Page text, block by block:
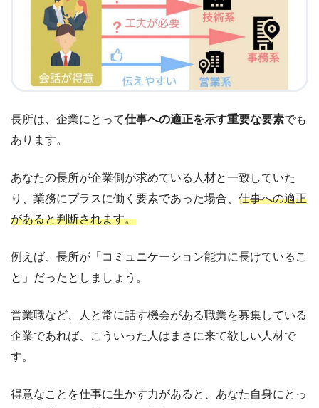
長所は、企業にとって仕事への適正を示す重要な要素でも
あります。
あなたの長所が企業側が求めている人材と一致していた
り、業務にプラスに働く要素であった場合、 仕事への適正
があると判断されます。
例えば、長所が「コミュニケーション能力に長けているこ
と」だったとしましょう。
営業職など、人と常に話す機会がある職業を募集している
企業であれば、こういった人はまさに来て欲しい人材で
す。
得意なことを仕事に生かす力があると、あなた自身にとっ